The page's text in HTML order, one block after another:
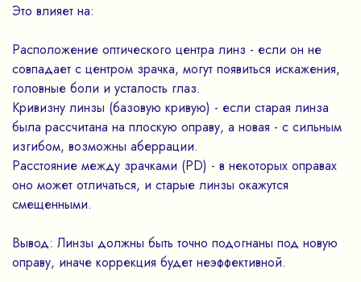
Это влияет на:
Расположение оптического центра линз - если он не
совпадает с центром зрачка, могут появиться искажения,
головные боли и усталость глаз.
Кривизну линзы (базовую кривую) - если старая линза
была рассчитана на плоскую оправу, а новая - с сильным
изгибом, возможны аберрации.
Расстояние между зрачками (PD) - в некоторых оправах
оно может отличаться, и старые линзы окажутся
смещенными.
Вывод: Линзы должны быть точно подогнаны под новую
оправу, иначе коррекция будет неэффективной.